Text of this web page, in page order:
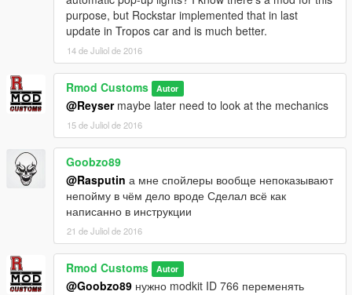
purpose, but Rockstar implemented that in last
update in Tropos car and is much better.
14 de Juliol de 2016
Rmod Customs Autor
@Reysermaybe later need to look at the mechanics
15 de Juliol de 2016
Goobzo89
@Rasputin а мне спойлеры вообще непоказывают
непойму в чём дело вроде Сделал всё как
написанно в инструкции
21 de Juliol de 2016
Rmod Customs Autor
@Goobzo89 нужно modkit ID 766 переменять